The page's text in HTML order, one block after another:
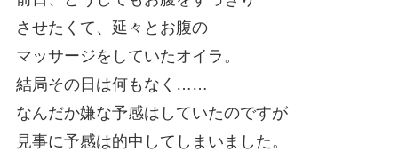
させたくて、延々とお腹の
マッサージをしていたオイラ。
結局その日は何もなく……
なんだか嫌な予感はしていたのですが
見事に予感は的中してしまいました。